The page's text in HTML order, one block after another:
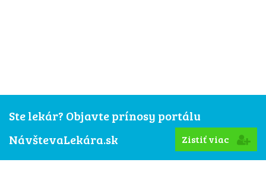
Ste lekár? Objavte prínosy portálu
NávštevaLekára.sk
Zistiť viac